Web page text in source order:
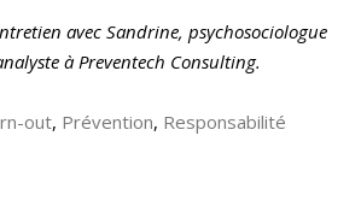
avec Sandrine, psychosociologue
à Preventech Consulting.
out, Prévention, Responsabilité